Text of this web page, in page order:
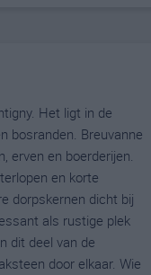
Het ligt in de
bosranden. Breuvanne
erven en boerderijen.
en korte
dorpskernen dicht bij
als rustige plek
dit deel van de
door elkaar. Wie